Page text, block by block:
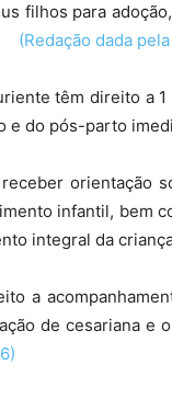
filhos para
(Redação dada
têm direito a 1
e do pós-parto
orientação
infantil, bem
integral da
a
de